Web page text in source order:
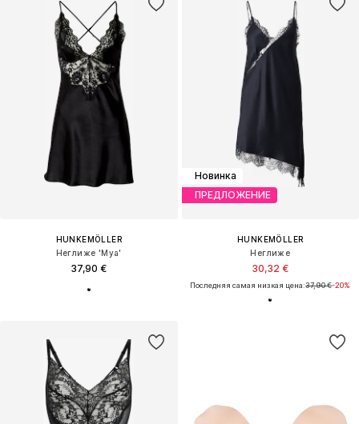
HUNKEMÖLLER
Неглиже 'Mya'
37,90 €
Новинка
ПРЕДЛОЖЕНИЕ
HUNKEMÖLLER
Неглиже
30,32 €
Последняя самая низкая цена:37,90 €-20%